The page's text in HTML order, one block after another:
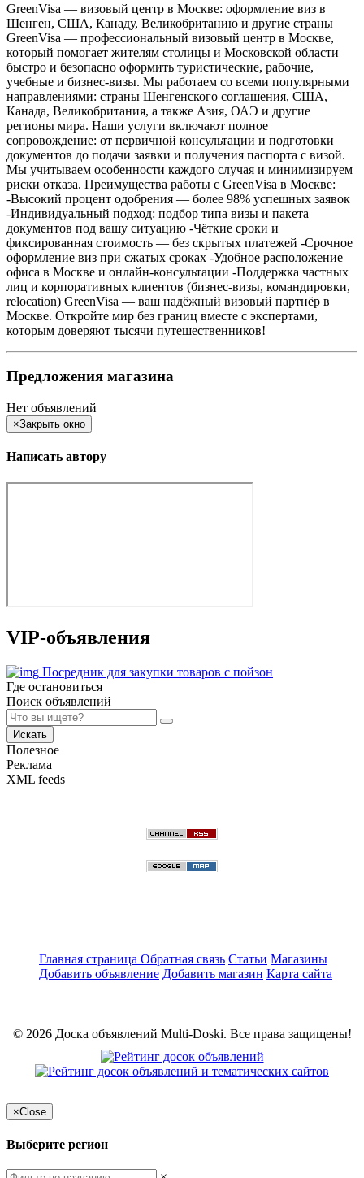
GreenVisa — визовый центр в Москве: оформление виз в
Шенген, США, Канаду, Великобританию и другие страны
GreenVisa — профессиональный визовый центр в Москве,
который помогает жителям столицы и Московской области
быстро и безопасно оформить туристические, рабочие,
учебные и бизнес-визы. Мы работаем со всеми популярными
направлениями: страны Шенгенского соглашения, США,
Канада, Великобритания, а также Азия, ОАЭ и другие
регионы мира. Наши услуги включают полное
сопровождение: от первичной консультации и подготовки
документов до подачи заявки и получения паспорта с визой.
Мы учитываем особенности каждого случая и минимизируем
риски отказа. Преимущества работы с GreenVisa в Москве:
-Высокий процент одобрения — более 98% успешных заявок
-Индивидуальный подход: подбор типа визы и пакета
документов под вашу ситуацию -Чёткие сроки и
фиксированная стоимость — без скрытых платежей -Срочное
оформление виз при сжатых сроках -Удобное расположение
офиса в Москве и онлайн-консультации -Поддержка частных
лиц и корпоративных клиентов (бизнес-визы, командировки,
relocation) GreenVisa — ваш надёжный визовый партнёр в
Москве. Откройте мир без границ вместе с экспертами,
которым доверяют тысячи путешественников!
Предложения магазина
Нет объявлений
×Закрыть окно
Написать автору
VIP-объявления
Посредник для закупки товаров с пойзон
Где остановиться
Поиск объявлений
Искать
Полезное
Реклама
XML feeds
Главная страница Обратная связь Статьи Магазины
Добавить объявление Добавить магазин Карта сайта
© 2026 Доска объявлений Multi-Doski. Все права защищены!
×Close
Выберите регион